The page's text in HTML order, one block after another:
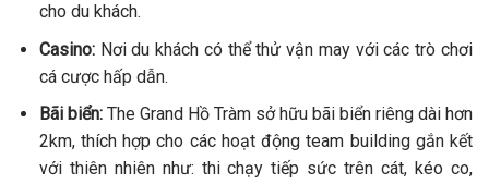
cho du khách.
Casino:Nơi du khách có thể thử vận may với các trò chơi
cá cược hấp dẫn.
Bãi biển:The Grand Hồ Tràm sở hữu bãi biển riêng dài hơn
2km, thích hợp cho các hoạt động team building gắn kết
với thiên nhiên như: thi chạy tiếp sức trên cát, kéo co,